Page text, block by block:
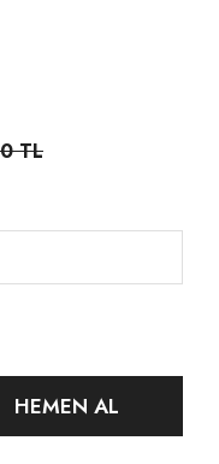
TL
HEMEN AL